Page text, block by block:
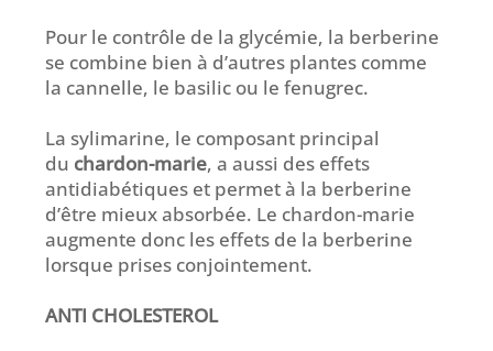
Pour le contrôle de la glycémie, la berberine
se combine bien à d’autres plantes comme
la cannelle, le basilic ou le fenugrec.
La sylimarine, le composant principal
du chardon-marie, a aussi des effets
antidiabétiques et permet à la berberine
d’être mieux absorbée. Le chardon-marie
augmente donc les effets de la berberine
lorsque prises conjointement.
ANTI CHOLESTEROL